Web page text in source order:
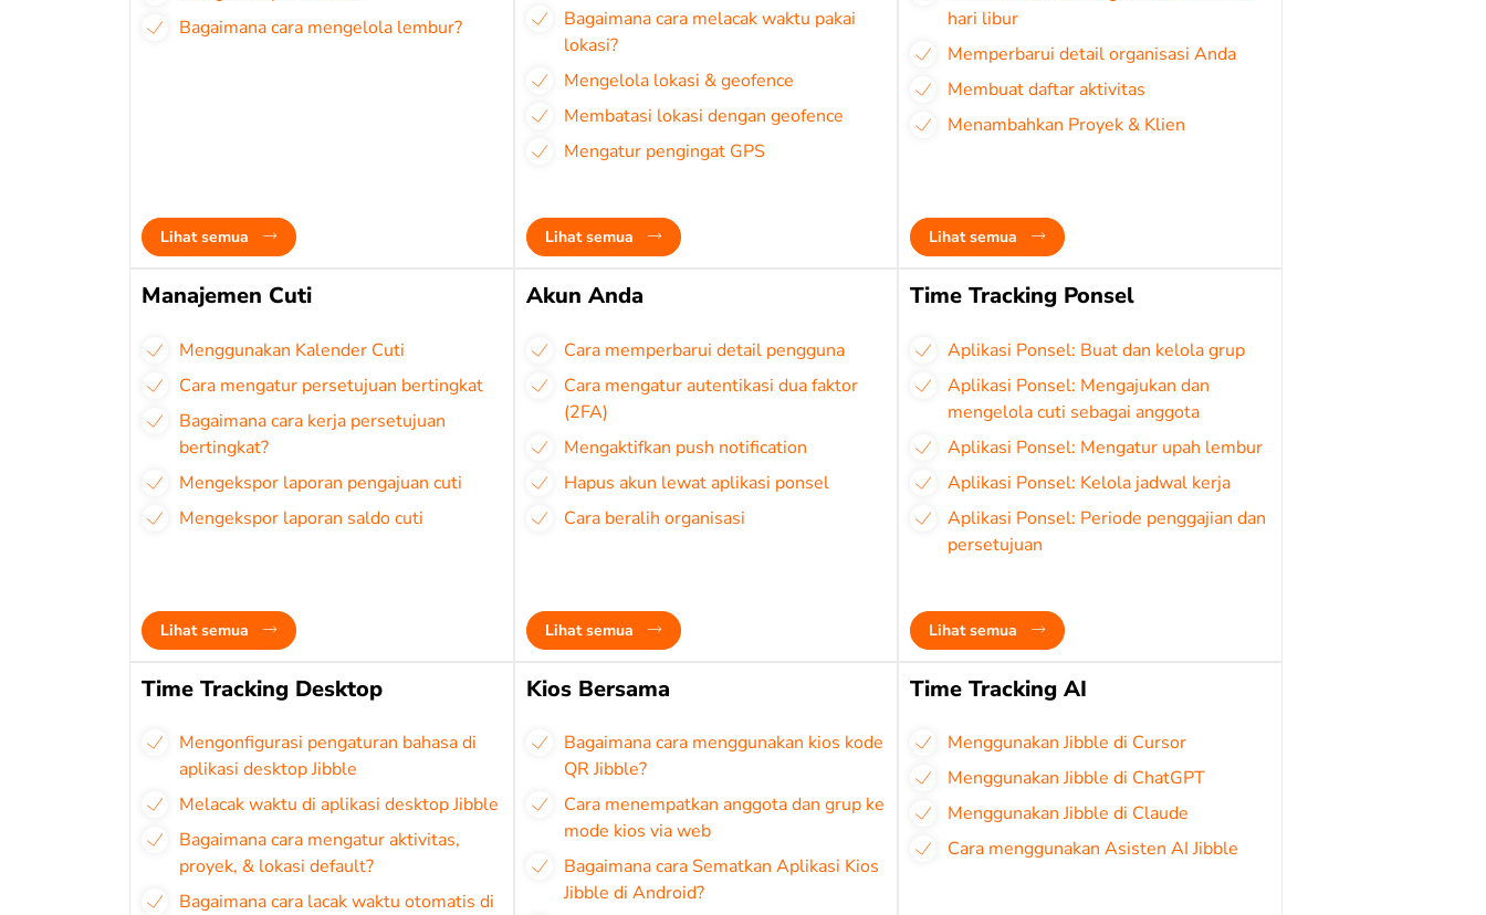
Bagaimana cara mengelola lembur?
Lihat semua
Bagaimana cara melacak waktu pakai
lokasi?
Mengelola lokasi & geofence
Membatasi lokasi dengan geofence
Mengatur pengingat GPS
Lihat semua
hari libur
Memperbarui detail organisasi Anda
Membuat daftar aktivitas
Menambahkan Proyek & Klien
Lihat semua
Manajemen Cuti
Menggunakan Kalender Cuti
Cara mengatur persetujuan bertingkat
Bagaimana cara kerja persetujuan
bertingkat?
Mengekspor laporan pengajuan cuti
Mengekspor laporan saldo cuti
Lihat semua
Akun Anda
Cara memperbarui detail pengguna
Cara mengatur autentikasi dua faktor
(2FA)
Mengaktifkan push notification
Hapus akun lewat aplikasi ponsel
Cara beralih organisasi
Lihat semua
Time Tracking Ponsel
Aplikasi Ponsel: Buat dan kelola grup
Aplikasi Ponsel: Mengajukan dan
mengelola cuti sebagai anggota
Aplikasi Ponsel: Mengatur upah lembur
Aplikasi Ponsel: Kelola jadwal kerja
Aplikasi Ponsel: Periode penggajian dan
persetujuan
Lihat semua
Time Tracking Desktop
Mengonfigurasi pengaturan bahasa di
aplikasi desktop Jibble
Melacak waktu di aplikasi desktop Jibble
Bagaimana cara mengatur aktivitas,
proyek, & lokasi default?
Bagaimana cara lacak waktu otomatis di
Kios Bersama
Bagaimana cara menggunakan kios kode
QR Jibble?
Cara menempatkan anggota dan grup ke
mode kios via web
Bagaimana cara Sematkan Aplikasi Kios
Jibble di Android?
Time Tracking AI
Menggunakan Jibble di Cursor
Menggunakan Jibble di ChatGPT
Menggunakan Jibble di Claude
Cara menggunakan Asisten AI Jibble